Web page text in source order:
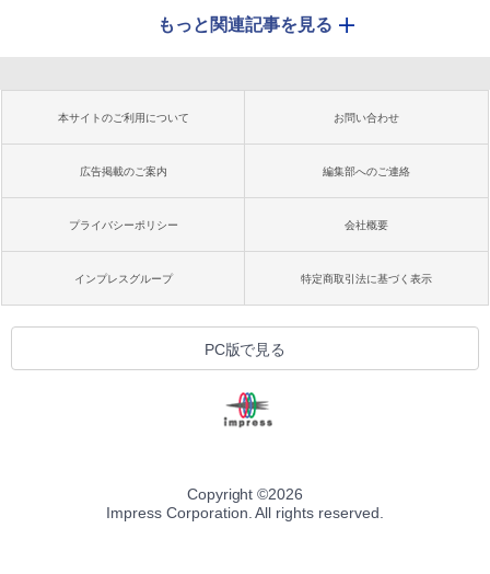
もっと関連記事を見る
本サイトのご利用について お問い合わせ
広告掲載のご案内 編集部へのご連絡
プライバシーポリシー 会社概要
インプレスグループ 特定商取引法に基づく表示
PC版で見る
Copyright ©2026
Impress Corporation. All rights reserved.